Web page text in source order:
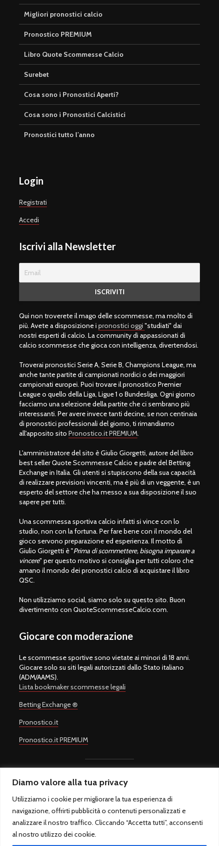
Diamo valore alla tua privacy
Utilizziamo i cookie per migliorare la tua esperienza di
navigazione, offrirti pubblicità o contenuti personalizzati e
analizzare il nostro traffico. Cliccando “Accetta tutti”, acconsenti
al nostro utilizzo dei cookie.
Migliori pronostici calcio
Pronostico PREMIUM
Libro Quote Scommesse Calcio
Surebet
Cosa sono i Pronostici Aperti?
Cosa sono i Pronostici Calcistici
Pronostici tutto l’anno
Login
Registrati
Accedi
Iscrivi alla Newsletter
Qui non troverete il mago delle scommesse, ma molto di
più. Avete a disposizione i pronostici oggi "studiati" dai
nostri esperti di calcio. La community di appassionati di
calcio scommesse che gioca con intelligenza, divertendosi.
Troverai pronostici Serie A, Serie B, Champions League, ma
anche tante partite di campionati nordici o dei maggiori
campionati europei. Puoi trovare il pronostico Premier
League o quello della Liga, Ligue 1 o Bundesliga. Ogni giorno
facciamo una selezione della partite che ci sembrano più
interessanti. Per avere invece tanti decine, se non centinaia
di pronostici professionali del giorno, ti rimandiamo
all'apposito sito Pronostico.it PREMIUM.
L'amministratore del sito è Giulio Giorgetti, autore del libro
best seller Quote Scommesse Calcio e padre del Betting
Exchange in Italia. Gli utenti si stupiscono della sua capacità
di realizzare previsioni vincenti, ma è più di un veggente, è un
esperto del settore che ha messo a sua disposizione il suo
sapere per tutti.
Una scommessa sportiva calcio infatti si vince con lo
studio, non con la fortuna. Per fare bene con il mondo del
gioco servono preparazione ed esperienza. Il motto di
Giulio Giorgetti è "Prima di scommettere, bisogna imparare a
vincere" per questo motivo si consiglia per tutti coloro che
amano il mondo dei pronostici calcio di acquistare il libro
QSC.
Non utilizziamo social, siamo solo su questo sito. Buon
divertimento con QuoteScommesseCalcio.com.
Giocare con moderazione
Le scommesse sportive sono vietate ai minori di 18 anni.
Giocare solo su siti legali autorizzati dallo Stato italiano
(ADM/AAMS).
Lista bookmaker scommesse legali
Betting Exchange ®
Pronostico.it
Pronostico.it PREMIUM
Copyright © 2008-2026.Quote Scommesse Calcio
marchio registrato.
Quote Scommesse Calcio fornisce pronostici sulle principali
competizioni sportive. Il gioco in Italia è regolamentato dall'Agenzia
Dogane e Monopoli ed è riservato ai maggiori di 18 anni.